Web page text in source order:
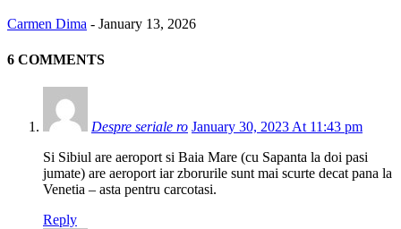
Carmen Dima - January 13, 2026
6 COMMENTS
Despre seriale ro January 30, 2023 At 11:43 pm
Si Sibiul are aeroport si Baia Mare (cu Sapanta la doi pasi
jumate) are aeroport iar zborurile sunt mai scurte decat pana la
Venetia – asta pentru carcotasi.
Reply